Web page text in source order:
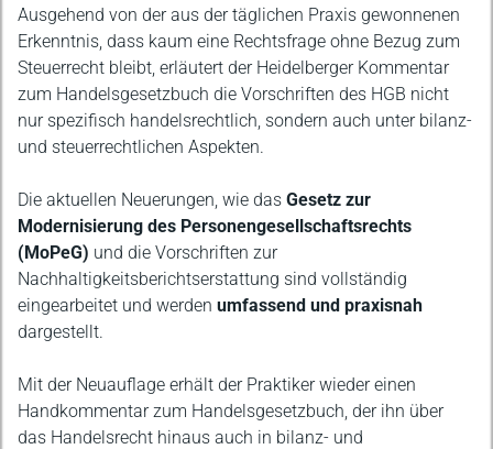
Beschreibung
Ausgehend von der aus der täglichen Praxis gewonnenen
Erkenntnis, dass kaum eine Rechtsfrage ohne Bezug zum
Steuerrecht bleibt, erläutert der Heidelberger Kommentar
zum Handelsgesetzbuch die Vorschriften des HGB nicht
nur spezifisch handelsrechtlich, sondern auch unter bilanz-
und steuerrechtlichen Aspekten.
Die aktuellen Neuerungen, wie das Gesetz zur
Modernisierung des Personengesellschaftsrechts
(MoPeG) und die Vorschriften zur
Nachhaltigkeitsberichtserstattung sind vollständig
eingearbeitet und werden umfassend und praxisnah
dargestellt.
Mit der Neuauflage erhält der Praktiker wieder einen
Handkommentar zum Handelsgesetzbuch, der ihn über
das Handelsrecht hinaus auch in bilanz- und